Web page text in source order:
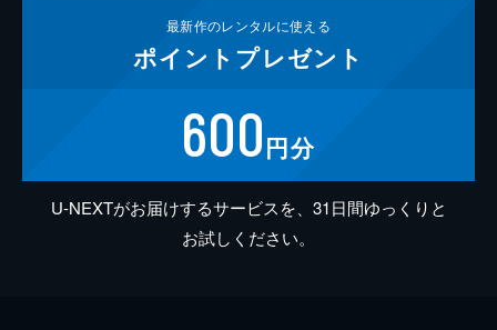
最新作のレンタルに使える
ポイント プレゼント
600円分
U-NEXTがお届けするサービスを、31日間ゆっくりと
お試しください。